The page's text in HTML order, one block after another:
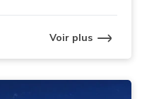
Voir plus